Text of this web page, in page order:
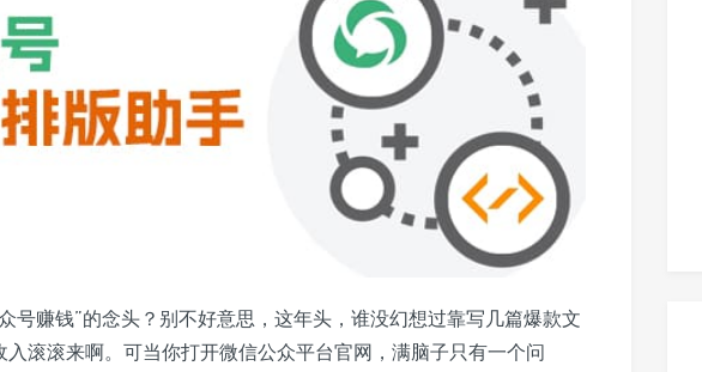
号赚钱”的念头？别不好意思，这年头，谁没幻想过靠写几篇爆款文
滚滚来啊。可当你打开微信公众平台官网，满脑子只有一个问